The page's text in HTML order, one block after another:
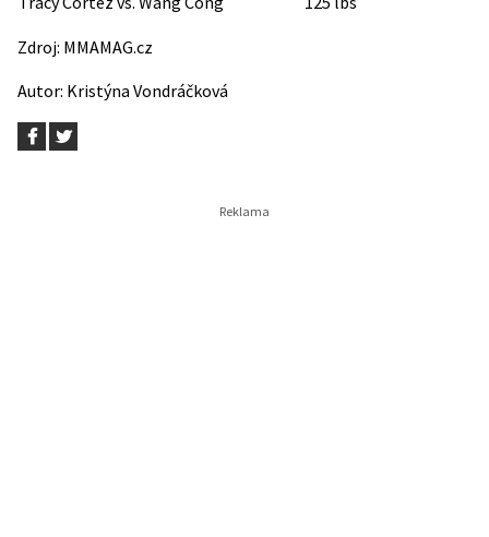
Zdroj: MMAMAG.cz
Autor: Kristýna Vondráčková